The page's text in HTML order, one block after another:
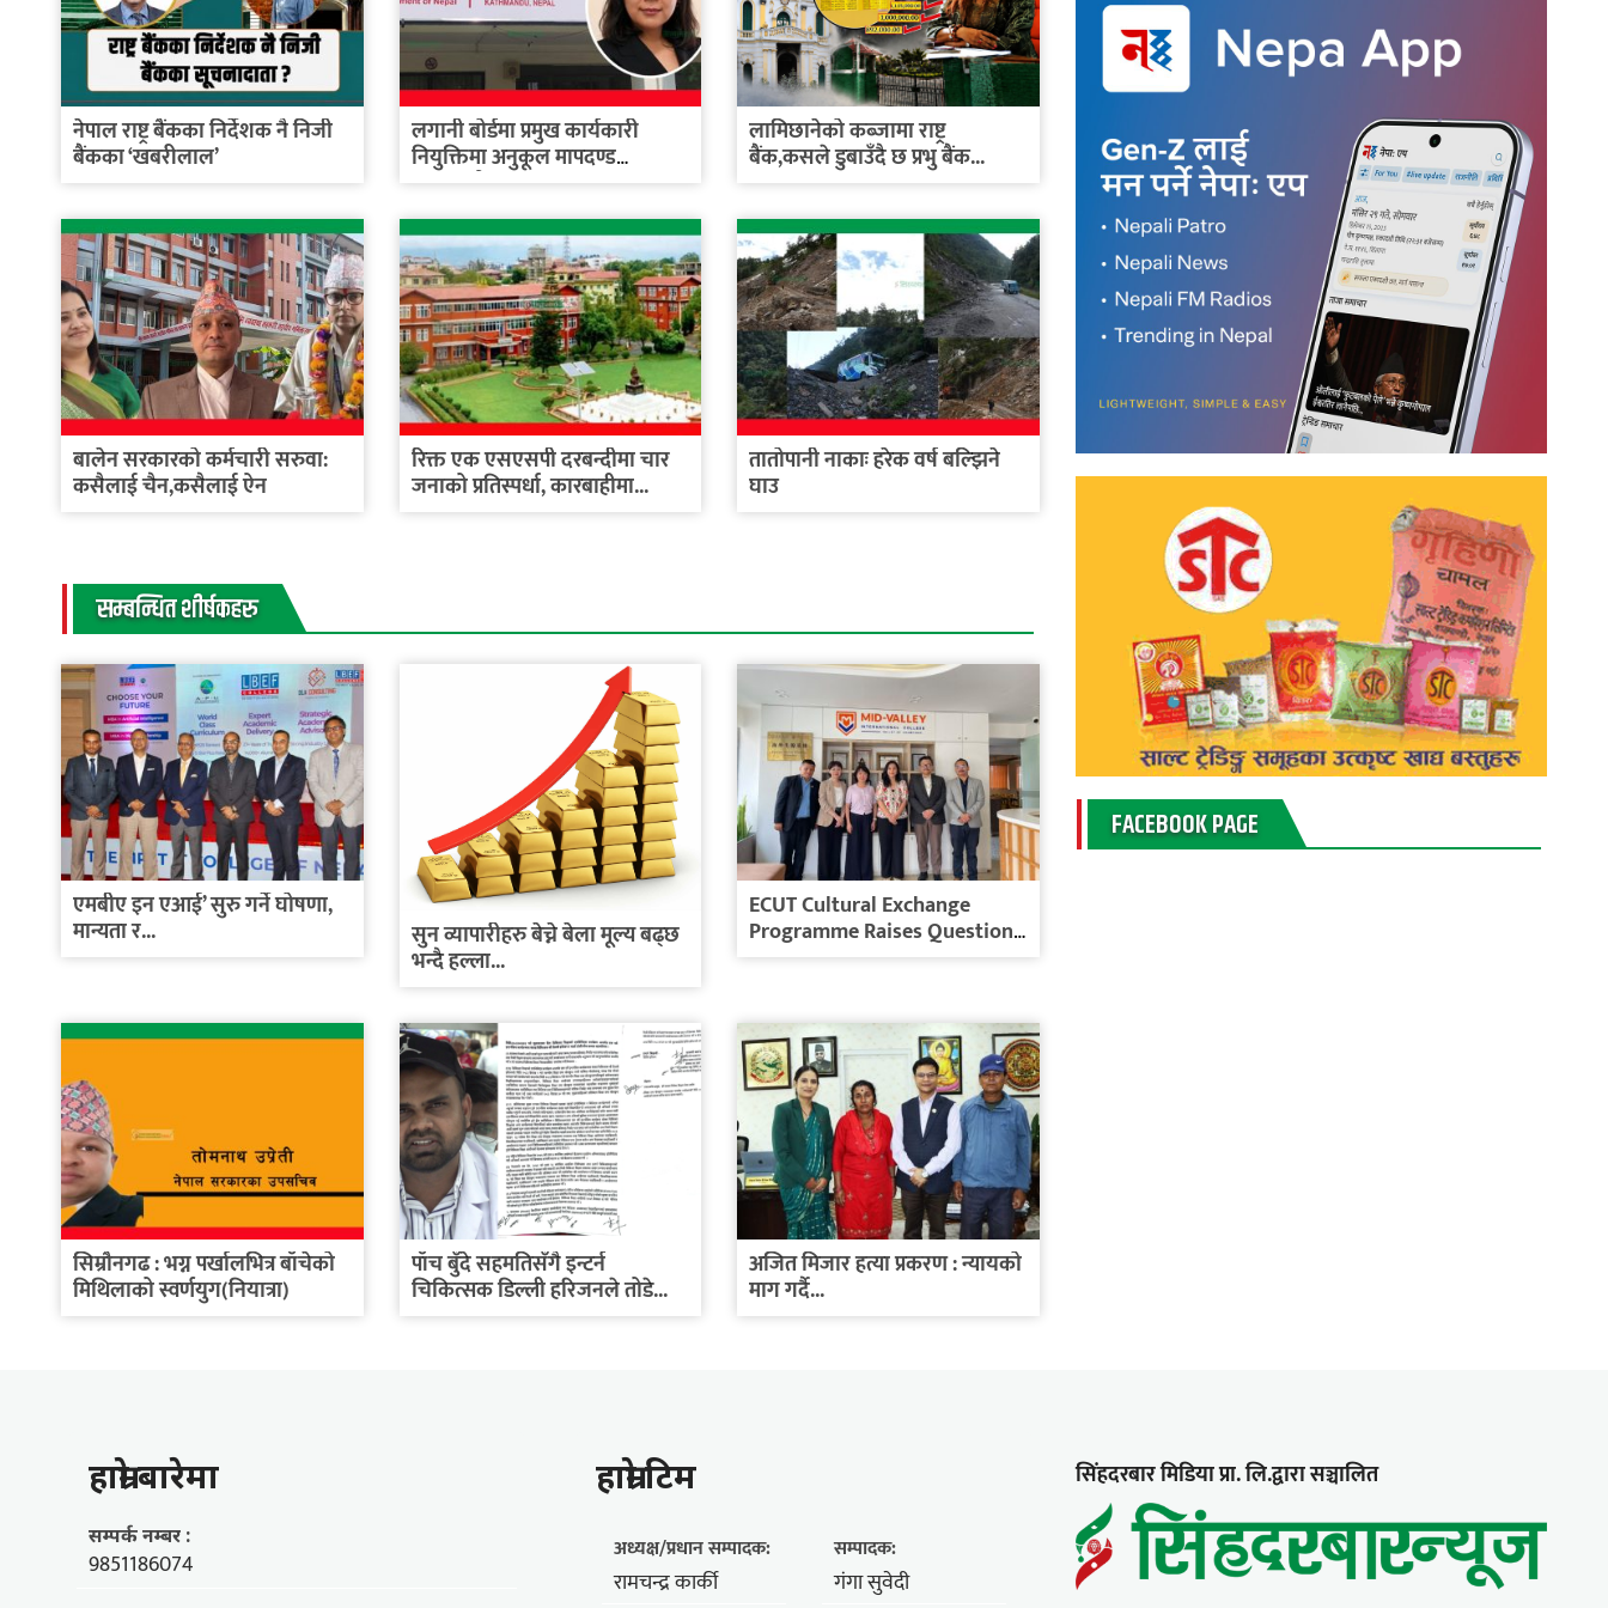
नेपाल राष्ट्र बैंकका निर्देशक नै निजी
बैंकका ‘खबरीलाल’
लगानी बोर्डमा प्रमुख कार्यकारी
नियुक्तिमा अनुकूल मापदण्ड
लामिछानेको कब्जामा राष्ट्र
बैंक,कसले डुबाउँदै छ प्रभु बैंक...
बालेन सरकारको कर्मचारी सरुवा:
कसैलाई चैन,कसैलाई ऐन
रिक्त एक एसएसपी दरबन्दीमा चार
जनाको प्रतिस्पर्धा, कारबाहीमा...
तातोपानी नाकाः हरेक वर्ष बल्झिने
घाउ
सम्बन्धित शीर्षकहरु
एमबीए इन एआई’ सुरु गर्ने घोषणा,
मान्यता र... सुन व्यापारीहरु बेच्ने बेला मूल्य बढ्छ
भन्दै हल्ला...
ECUT Cultural Exchange
Programme Raises Questions
सिम्रौनगढ : भग्न पर्खालभित्र बाँचेको
मिथिलाको स्वर्णयुग(नियात्रा)
पाँच बुँदे सहमतिसँगै इन्टर्न
चिकित्सक डिल्ली हरिजनले तोडे...
अजित मिजार हत्या प्रकरण : न्यायको
माग गर्दै...
FACEBOOK PAGE
हाम्राे बारेमा
सम्पर्क नम्बर :
9851186074
हाम्राे टिम
अध्यक्ष/प्रधान सम्पादक:
रामचन्द्र कार्की
सम्पादक:
गंगा सुवेदी
सिंहदरबार मिडिया प्रा. लि.द्वारा सञ्चालित